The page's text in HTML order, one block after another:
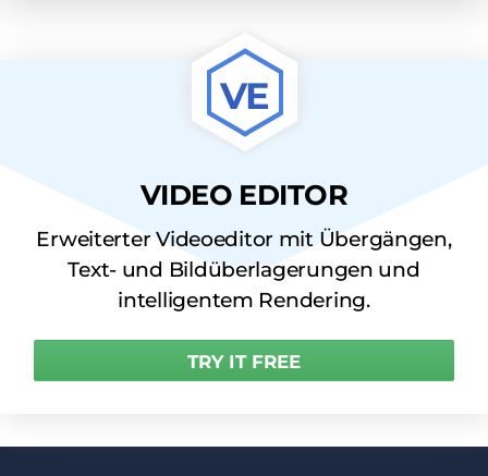
VE
VIDEO EDITOR
Erweiterter Videoeditor mit Übergängen,
Text- und Bildüberlagerungen und
intelligentem Rendering.
TRY IT FREE